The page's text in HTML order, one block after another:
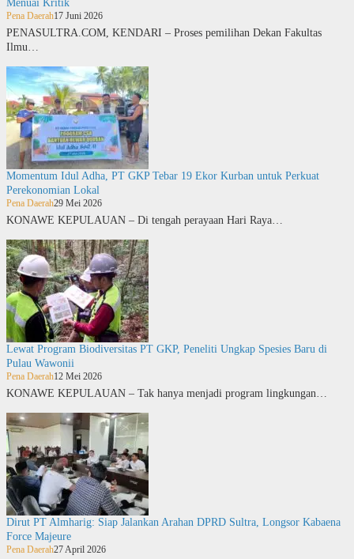
Menuai Kritik
Pena Daerah17 Juni 2026
PENASULTRA.COM, KENDARI – Proses pemilihan Dekan Fakultas
Ilmu…
Momentum Idul Adha, PT GKP Tebar 19 Ekor Kurban untuk Perkuat
Perekonomian Lokal
Pena Daerah29 Mei 2026
KONAWE KEPULAUAN – Di tengah perayaan Hari Raya…
Lewat Program Biodiversitas PT GKP, Peneliti Ungkap Spesies Baru di
Pulau Wawonii
Pena Daerah12 Mei 2026
KONAWE KEPULAUAN – Tak hanya menjadi program lingkungan…
Dirut PT Almharig: Siap Jalankan Arahan DPRD Sultra, Longsor Kabaena
Force Majeure
Pena Daerah27 April 2026